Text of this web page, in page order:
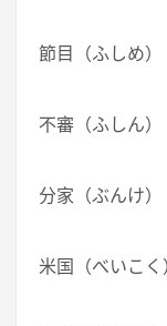
節目（ふ
不審（
分家（ぶ
米国（べ